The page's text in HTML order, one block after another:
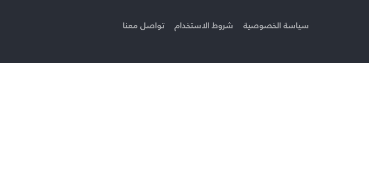
تواصل معنا شروط الاستخدام سياسة الخصوصية